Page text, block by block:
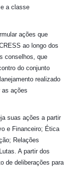
a classe
ações que
ao longo dos
conselhos, que
do conjunto
realizado
as ações
suas ações a partir
e Financeiro; Ética
Relações
A partir dos
de deliberações para